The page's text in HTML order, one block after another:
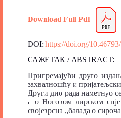
Download Full Pdf
DOI: https://doi.org/
САЖЕТАК / ABSTRACT:
Припремајући друго
захвалношћу и
Други дио рада наметнуо
а о Ноговом лирском
својеврсна „балада о